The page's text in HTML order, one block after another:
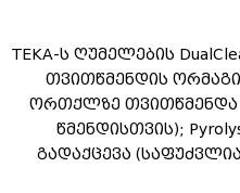
TEKA-ს ღუმელების
თვითწმენდის ორმაგი
ორთქლზე
წმენდისთვის);
გადაქცევა